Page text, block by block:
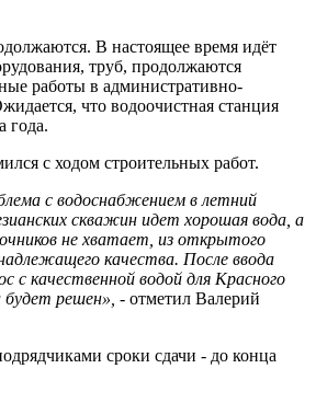
В настоящее время идёт
труб, продолжаются
работы в административно-
что водоочистная станция
года.
с ходом строительных работ.
с водоснабжением в летний
скважин идет хорошая вода, а
не хватает, из открытого
качества. После ввода
с качественной водой для Красного
решен», - отметил Валерий
сроки сдачи - до конца